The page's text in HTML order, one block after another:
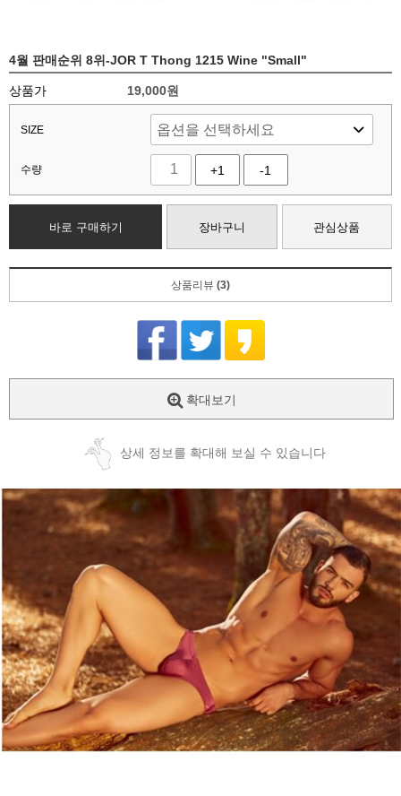
4월 판매순위 8위-JOR T Thong 1215 Wine "Small"
상품가 19,000원
SIZE
수량 +1 -1
바로 구매하기 장바구니 관심상품
상품리뷰 (3)
확대보기
상세 정보를 확대해 보실 수 있습니다